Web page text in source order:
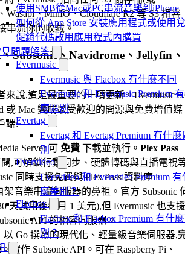
使用SMB從Mac或PC串流音樂到iPhone
如何從 App Store 安裝應用程式或使用
促銷代碼啟用應用程式內購買
問題解答
Evermusic
Evermusic 與 Flacbox 有什麼不同
Evermusic 和 Evermusic Premium
麼區別
Evertag
Evertag 和 Evertag Premium 有什麼
別
Evervideo
Evervideo 和 Evervideo Premium 有
麼差別？
Flacbox
Flacbox 和 Flacbox Premium 有什
別？
Wasabi、MinIO、Cloudflare R2 等 S3 相容
串流你的收藏。
Subsonic、Navidrome、Jellyfin、
來說,這是最重要的一項更新。Evermusic
或 Mac 變成最受歡迎的開源與免費增值媒
端:
Server 可 免費 下載並執行。 Plex Pass
,可解鎖行動同步、硬體轉碼與直播電視
同時支援免費與 Plex Pass 資料庫。
音樂串流伺服器的鼻祖。官方 Subsonic
天試用後每月 1 美元),但 Evermusic 也支援
API 的相容伺服器。
Go 撰寫的現代化、輕量級音樂伺服器,
。實作 Subsonic API。可在 Raspberry Pi、